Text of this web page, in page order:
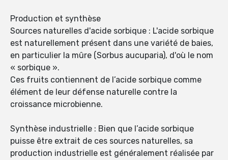
Production et synthèse
Sources naturelles d'acide sorbique : L'acide sorbique
est naturellement présent dans une variété de baies,
en particulier la mûre (Sorbus aucuparia), d'où le nom
« sorbique ».
Ces fruits contiennent de l’acide sorbique comme
élément de leur défense naturelle contre la
croissance microbienne.
Synthèse industrielle : Bien que l’acide sorbique
puisse être extrait de ces sources naturelles, sa
production industrielle est généralement réalisée par